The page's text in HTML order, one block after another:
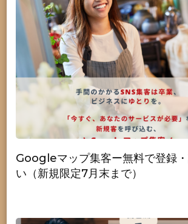
Googleマップ集客ー無料で登録
い（新規限定7月末まで）